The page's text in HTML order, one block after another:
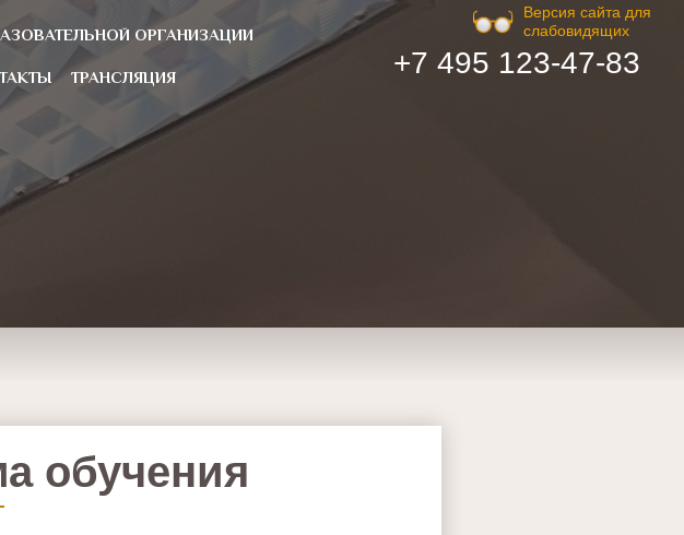
ОРГАНИЗАЦИИ
ТРАНСЛЯЦИЯ
Версия сайта для
слабовидящих
+7 495 123-47-83
обучения